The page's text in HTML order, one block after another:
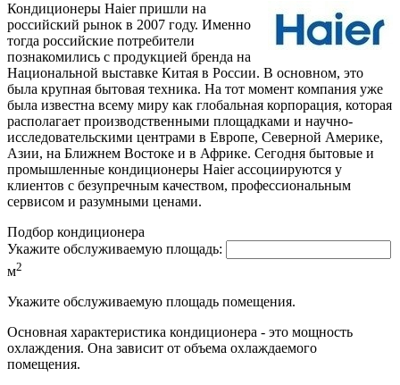
Кондиционеры Haier пришли на
российский рынок в 2007 году. Именно
тогда российские потребители
познакомились с продукцией бренда на
Национальной выставке Китая в России. В основном, это
была крупная бытовая техника. На тот момент компания уже
была известна всему миру как глобальная корпорация, которая
располагает производственными площадками и научно-
исследовательскими центрами в Европе, Северной Америке,
Азии, на Ближнем Востоке и в Африке. Сегодня бытовые и
промышленные кондиционеры Haier ассоциируются у
клиентов с безупречным качеством, профессиональным
сервисом и разумными ценами.
Подбор кондиционера
Укажите обслуживаемую площадь:
м2
Укажите обслуживаемую площадь помещения.
Основная характеристика кондиционера - это мощность
охлаждения. Она зависит от объема охлаждаемого
помещения.